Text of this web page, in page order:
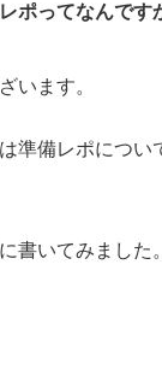
ポってなんです
います。
準備レポについ
書いてみまし